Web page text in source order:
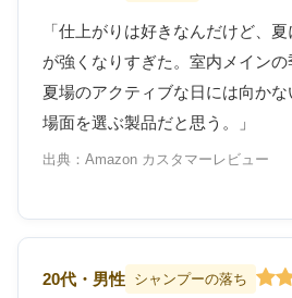
「仕上がりは好きなんだけど、
が強くなりすぎた。室内メインの
夏場のアクティブな日には向か
場面を選ぶ製品だと思う。」
出典：Amazon カスタマーレビュー
20代・男性 シャンプーの落ち